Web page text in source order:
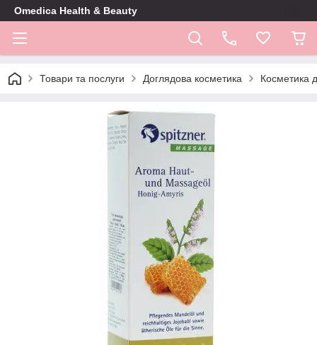
Omedica Health & Beauty
Товари та послуги Доглядова косметика Косметика